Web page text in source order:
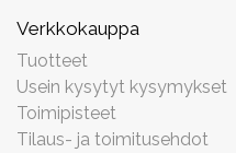
Verkkokauppa
Tuotteet
Usein kysytyt kysymykset
Toimipisteet
Tilaus- ja toimitusehdot